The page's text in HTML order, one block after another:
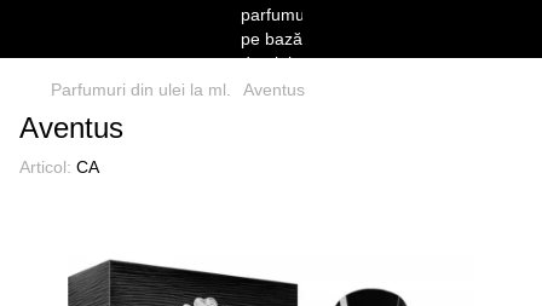
Parfumuri din ulei la ml. Aventus
Aventus
Articol: CA